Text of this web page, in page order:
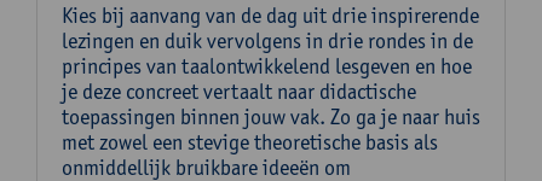
Kies bij aanvang van de dag uit drie inspirerende
lezingen en duik vervolgens in drie rondes in de
principes van taalontwikkelend lesgeven en hoe
je deze concreet vertaalt naar didactische
toepassingen binnen jouw vak. Zo ga je naar huis
met zowel een stevige theoretische basis als
onmiddellijk bruikbare ideeën om